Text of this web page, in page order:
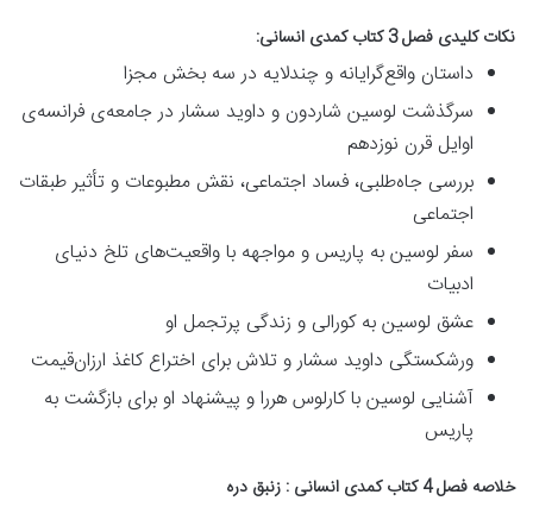
نکات کلیدی فصل 3 کتاب کمدی انسانی:
داستان واقع‌گرایانه و چندلایه در سه بخش مجزا
سرگذشت لوسین شاردون و داوید سشار در جامعه‌ی فرانسه‌ی
اوایل قرن نوزدهم
بررسی جاه‌طلبی، فساد اجتماعی، نقش مطبوعات و تأثیر طبقات
اجتماعی
سفر لوسین به پاریس و مواجهه با واقعیت‌های تلخ دنیای
ادبیات
عشق لوسین به کورالی و زندگی پرتجمل او
ورشکستگی داوید سشار و تلاش برای اختراع کاغذ ارزان‌قیمت
آشنایی لوسین با کارلوس هررا و پیشنهاد او برای بازگشت به
پاریس
خلاصه فصل 4 کتاب کمدی انسانی : زنبق دره